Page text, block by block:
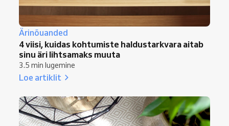
Ärinõuanded
4 viisi, kuidas kohtumiste haldustarkvara aitab
sinu äri lihtsamaks muuta
3.5 min lugemine
Loe artiklit